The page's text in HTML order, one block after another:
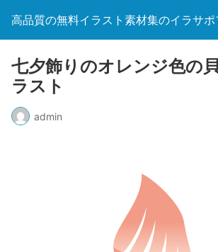
高品質の無料イラスト素材集のイラサポ
七夕飾りのオレンジ色の
ラスト
admin